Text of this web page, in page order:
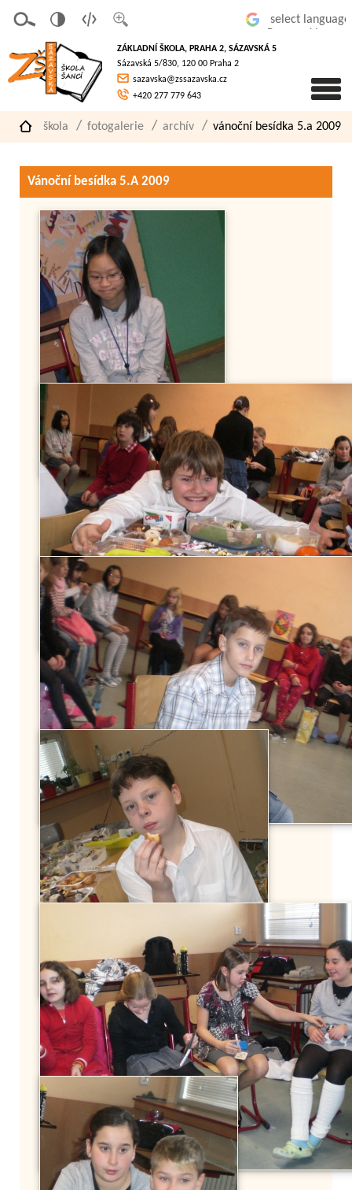
písmo
á
verze
pro
slaboz
raké
ZÁKLADNÍ ŠKOLA, PRAHA 2, SÁZAVSKÁ 5
Sázavská 5/830, 120 00 Praha 2
sazavska@zssazavska.cz
+420 277 779 643
škola fotogalerie archív vánoční besídka 5.a 2009
Vánoční besídka 5.A 2009